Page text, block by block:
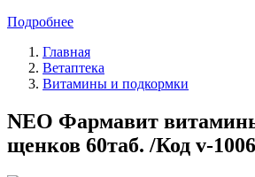
Подробнее
Главная
Ветаптека
Витамины и подкормки
NEO Фармавит
щенков 60таб. /Код v-